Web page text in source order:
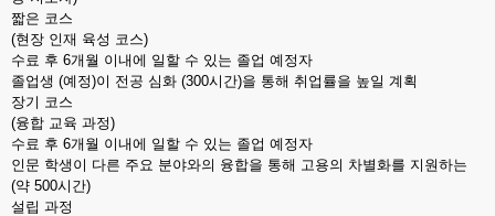
짧은 코스
(현장 인재 육성 코스)
수료 후 6개월 이내에 일할 수 있는 졸업 예정자
졸업생 (예정)이 전공 심화 (300시간)을 통해 취업률을 높일 계획
장기 코스
(융합 교육 과정)
수료 후 6개월 이내에 일할 수 있는 졸업 예정자
인문 학생이 다른 주요 분야와의 융합을 통해 고용의 차별화를 지원하는
(약 500시간)
설립 과정